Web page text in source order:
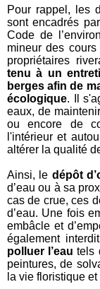
Pour rappel, les
sont encadrés
Code de
mineur des cours
propriétaires
tenu à un
berges afin de
écologique. Il
eaux, de
ou encore de
l'intérieur et
altérer la qualité
Ainsi, le dépôt
d’eau ou à sa
cas de crue, ces
d’eau. Une fois
embâcle et
également
polluer l’eau tels
peintures, de
la vie floristique